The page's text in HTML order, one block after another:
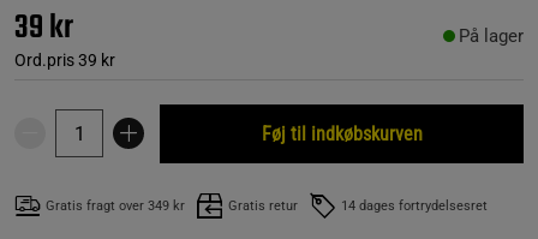
39 kr
Ord.pris39 kr
På lager
Føj til indkøbskurven
Gratis fragt over 349 kr Gratis retur 14 dages fortrydelsesret